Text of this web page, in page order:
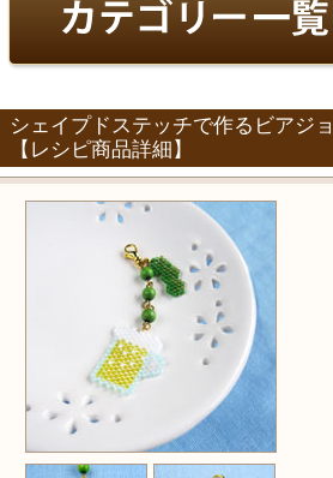
シェイプドステッチで作るビアジ
【レシピ商品詳細】